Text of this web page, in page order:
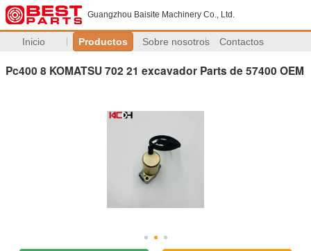
Guangzhou Baisite Machinery Co., Ltd.
Inicio Productos Sobre nosotros Contactos
Pc400 8 KOMATSU 702 21 excavador Parts de 57400 OEM